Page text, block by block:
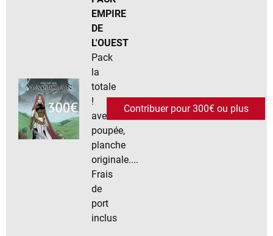
EMPIRE
DE
L'OUEST
Pack
la
totale
!
avec
poupée,
planche
originale....
Frais
de
port
inclus
Contribuer pour 300€ ou plus